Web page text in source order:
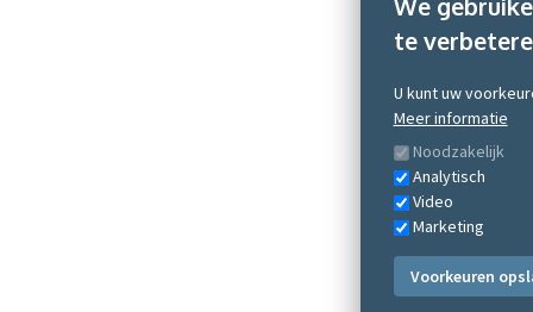
We
te
U kunt uw
Meer informatie
Noodzakelijk
Analytisch
Video
Marketing
Voorkeuren